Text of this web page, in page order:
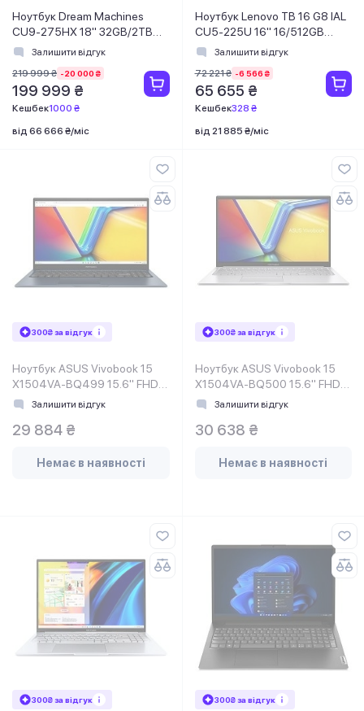
Ноутбук Dream Machines
CU9-275HX 18" 32GB/2TB
RX5080-18UA27
Залишити відгук
219 999 ₴ -20 000 ₴
199 999 ₴
Кешбек1000 ₴
від 66 666 ₴/міс
Ноутбук Lenovo TB 16 G8 IAL
CU5-225U 16" 16/512GB
21SK0080RA
Залишити відгук
72 221 ₴ -6 566 ₴
65 655 ₴
Кешбек328 ₴
від 21 885 ₴/міс
300₴ за відгук
Ноутбук ASUS Vivobook 15
X1504VA-BQ499 15.6" FHD
IPS, Intel i3-1315U, 16GB,
M00PH0)
Залишити відгук
29 884 ₴
Немає в наявності
300₴ за відгук
Ноутбук ASUS Vivobook 15
X1504VA-BQ500 15.6" FHD
IPS, Intel i3-1315U, 16GB,
M00PJ0)
Залишити відгук
30 638 ₴
Немає в наявності
300₴ за відгук 300₴ за відгук